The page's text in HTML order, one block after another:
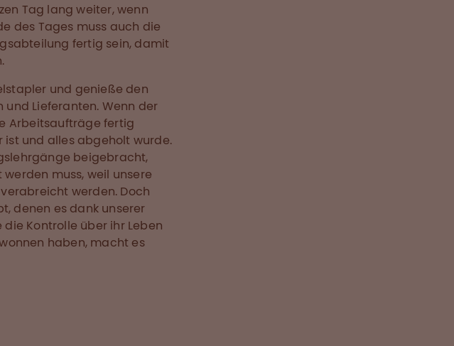
Tag lang weiter, wenn
des Tages muss auch die
fertig sein, damit
und genieße den
und Lieferanten. Wenn der
Arbeitsaufträge fertig
ist und alles abgeholt wurde.
beigebracht,
muss, weil unsere
werden. Doch
denen es dank unserer
Kontrolle über ihr Leben
haben, macht es